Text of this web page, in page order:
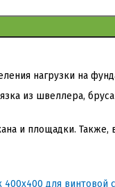
нагрузки на
из швеллера,
и площадки. Также,